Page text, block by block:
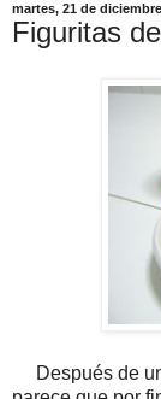
martes, 21 de
Figuritas
Después de